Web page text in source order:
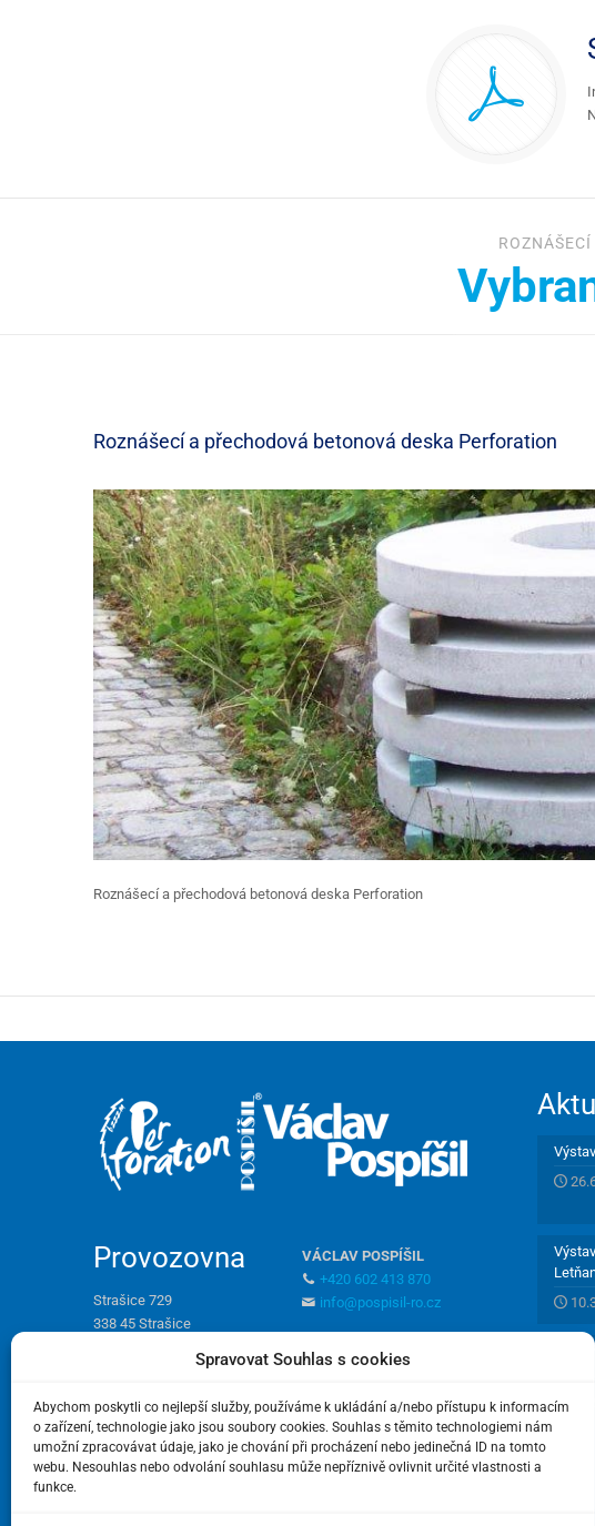
Spravovat Souhlas s cookies
Abychom poskytli co nejlepší služby, používáme k ukládání a/nebo přístupu k informacím
o zařízení, technologie jako jsou soubory cookies. Souhlas s těmito technologiemi nám
umožní zpracovávat údaje, jako je chování při procházení nebo jedinečná ID na tomto
webu. Nesouhlas nebo odvolání souhlasu může nepříznivě ovlivnit určité vlastnosti a
funkce.
Roznášecí a přechodová betonová deska Perforation
Roznášecí a přechodová betonová deska Perforation
Provozovna
Strašice 729
338 45 Strašice
info@pospisil-ro.cz
Otevírací doba:
pondělí – pátek 9:00 – 15:00
VÁCLAV POSPÍŠIL
+420 602 413 870
info@pospisil-ro.cz
ONDŘEJ POSPÍŠIL
JANA KARLIČKOVÁ
+420 722 607 701
17.-